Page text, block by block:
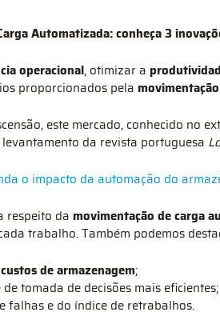
Automatizada: conheça 3
operacional, otimizar a
proporcionados pela
este mercado, conhecido no
da revista portuguesa
o impacto da automação do
respeito da movimentação de carga
trabalho. Também podemos
de armazenagem;
tomada de decisões mais eficientes;
falhas e do índice de retrabalhos.